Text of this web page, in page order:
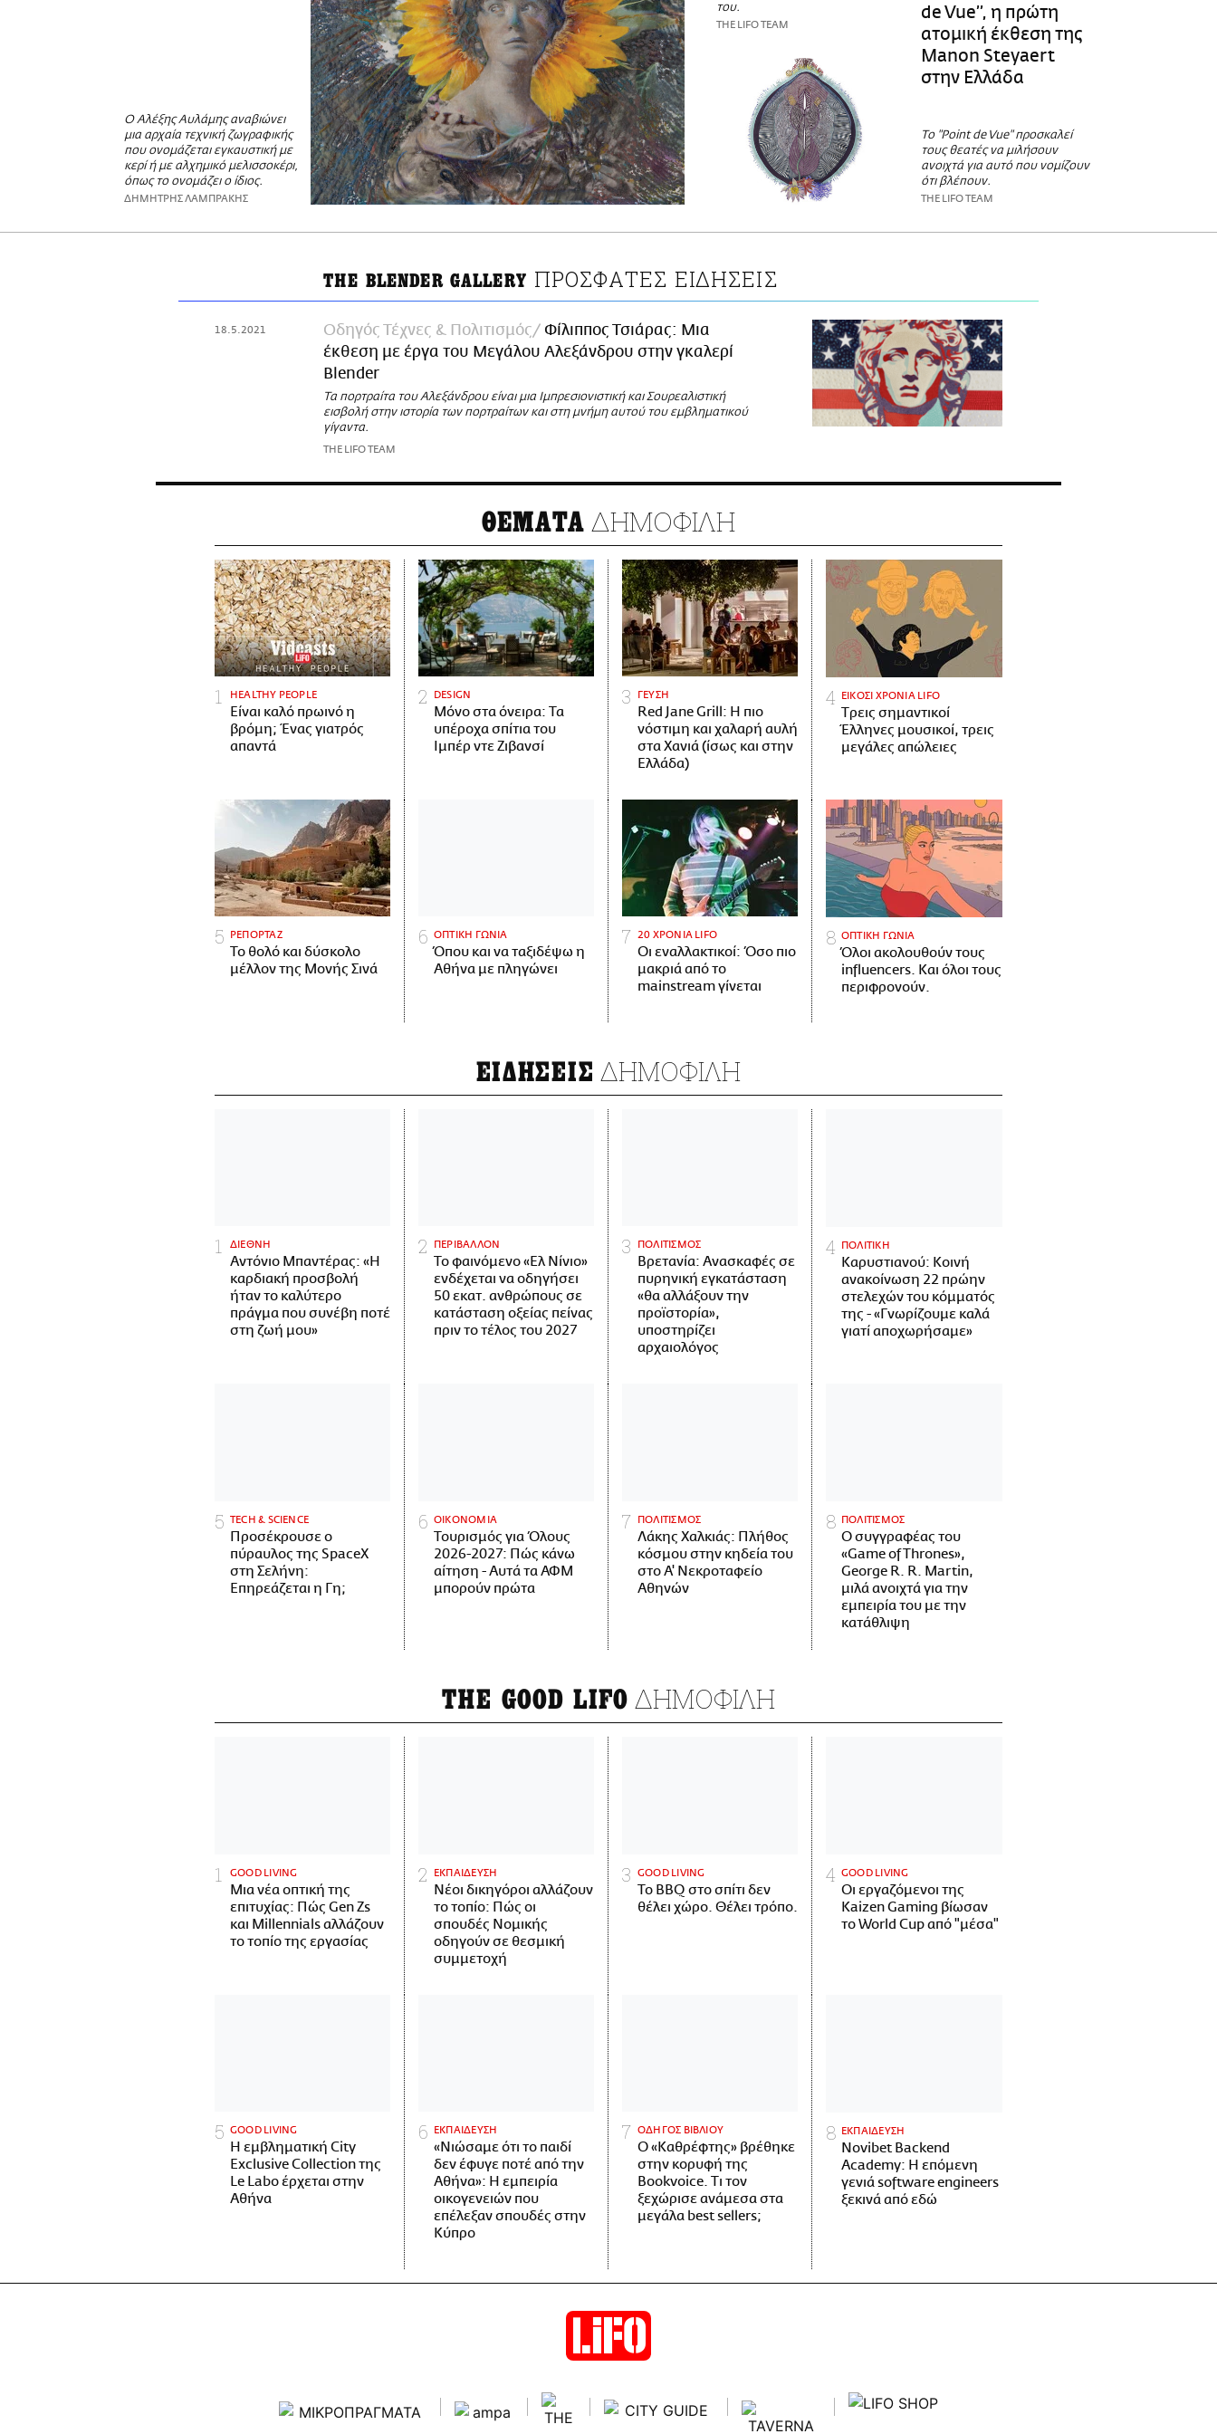
Ο Αλέξης Αυλάμης αναβιώνει
μια αρχαία τεχνική ζωγραφικής
που ονομάζεται εγκαυστική με
κερί ή με αλχημικό μελισσοκέρι,
όπως το ονομάζει ο ίδιος.
ΔΗΜΗΤΡΗΣ ΛΑΜΠΡΑΚΗΣ
του.
THE LIFO TEAM
de Vue’’, η πρώτη
ατομική έκθεση της
Manon Steyaert
στην Ελλάδα
Το "Point de Vue" προσκαλεί
τους θεατές να μιλήσουν
ανοιχτά για αυτό που νομίζουν
ότι βλέπουν.
THE LIFO TEAM
ΤHE BLENDER GALLERY ΠΡΟΣΦΑΤΕΣ ΕΙΔΗΣΕΙΣ
18.5.2021 Οδηγός Τέχνες & Πολιτισμός
Φίλιππος Τσιάρας: Μια
έκθεση με έργα του Μεγάλου Αλεξάνδρου στην γκαλερί
Blender
Τα πορτραίτα του Αλεξάνδρου είναι μια Ιμπρεσιονιστική και Σουρεαλιστική
εισβολή στην ιστορία των πορτραίτων και στη μνήμη αυτού του εμβληματικού
γίγαντα.
THE LIFO TEAM
ΘΕΜΑΤΑ ΔΗΜΟΦΙΛΗ
HEALTHY PEOPLE
Είναι καλό πρωινό η
βρόμη; Ένας γιατρός
απαντά
DESIGN
Μόνο στα όνειρα: Τα
υπέροχα σπίτια του
Ιμπέρ ντε Ζιβανσί
ΓΕΥΣΗ
Red Jane Grill: Η πιο
νόστιμη και χαλαρή αυλή
στα Χανιά (ίσως και στην
Ελλάδα)
ΕΙΚΟΣΙ ΧΡΟΝΙΑ LIFO
Tρεις σημαντικοί
Έλληνες μουσικοί, τρεις
μεγάλες απώλειες
ΡΕΠΟΡΤΑΖ
Το θολό και δύσκολο
μέλλον της Μονής Σινά
ΟΠΤΙΚΗ ΓΩΝΙΑ
Όπου και να ταξιδέψω η
Αθήνα με πληγώνει
20 ΧΡΟΝΙΑ LIFO
Οι εναλλακτικοί: Όσο πιο
μακριά από το
mainstream γίνεται
ΟΠΤΙΚΗ ΓΩΝΙΑ
Όλοι ακολουθούν τους
influencers. Και όλοι τους
περιφρονούν.
ΕΙΔΗΣΕΙΣ ΔΗΜΟΦΙΛΗ
ΔΙΕΘΝΗ
Αντόνιο Μπαντέρας: «Η
καρδιακή προσβολή
ήταν το καλύτερο
πράγμα που συνέβη ποτέ
στη ζωή μου»
ΠΕΡΙΒΑΛΛΟΝ
Το φαινόμενο «Ελ Νίνιο»
ενδέχεται να οδηγήσει
50 εκατ. ανθρώπους σε
κατάσταση οξείας πείνας
πριν το τέλος του 2027
ΠΟΛΙΤΙΣΜΟΣ
Βρετανία: Ανασκαφές σε
πυρηνική εγκατάσταση
«θα αλλάξουν την
προϊστορία»,
υποστηρίζει
αρχαιολόγος
ΠΟΛΙΤΙΚΗ
Καρυστιανού: Κοινή
ανακοίνωση 22 πρώην
στελεχών του κόμματός
της - «Γνωρίζουμε καλά
γιατί αποχωρήσαμε»
ΤECH & SCIENCE
Προσέκρουσε ο
πύραυλος της SpaceX
στη Σελήνη:
Επηρεάζεται η Γη;
ΟΙΚΟΝΟΜΙΑ
Τουρισμός για Όλους
2026-2027: Πώς κάνω
αίτηση - Αυτά τα ΑΦΜ
μπορούν πρώτα
ΠΟΛΙΤΙΣΜΟΣ
Λάκης Χαλκιάς: Πλήθος
κόσμου στην κηδεία του
στο Α' Νεκροταφείο
Αθηνών
ΠΟΛΙΤΙΣΜΟΣ
Ο συγγραφέας του
«Game of Thrones»,
George R. R. Martin,
μιλά ανοιχτά για την
εμπειρία του με την
κατάθλιψη
THE GOOD LIFO ΔΗΜΟΦΙΛΗ
GOOD LIVING
Μια νέα οπτική της
επιτυχίας: Πώς Gen Zs
και Millennials αλλάζουν
το τοπίο της εργασίας
ΕΚΠΑΙΔΕΥΣΗ
Νέοι δικηγόροι αλλάζουν
το τοπίο: Πώς οι
σπουδές Νομικής
οδηγούν σε θεσμική
συμμετοχή
GOOD LIVING
Το BBQ στο σπίτι δεν
θέλει χώρο. Θέλει τρόπο.
GOOD LIVING
Οι εργαζόμενοι της
Kaizen Gaming βίωσαν
το World Cup από "μέσα"
GOOD LIVING
Η εμβληματική City
Exclusive Collection της
Le Labo έρχεται στην
Αθήνα
ΕΚΠΑΙΔΕΥΣΗ
«Νιώσαμε ότι το παιδί
δεν έφυγε ποτέ από την
Αθήνα»: Η εμπειρία
οικογενειών που
επέλεξαν σπουδές στην
Κύπρο
ΟΔΗΓΟΣ ΒΙΒΛΙΟΥ
Ο «Καθρέφτης» βρέθηκε
στην κορυφή της
Bookvoice. Τι τον
ξεχώρισε ανάμεσα στα
μεγάλα best sellers;
ΕΚΠΑΙΔΕΥΣΗ
Novibet Backend
Academy: Η επόμενη
γενιά software engineers
ξεκινά από εδώ